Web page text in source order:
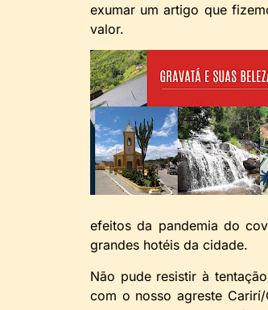
exumar um artigo que
valor.
efeitos da pandemia do
grandes hotéis da cidade.
Não pude resistir à
com o nosso agreste